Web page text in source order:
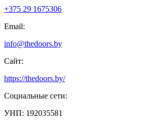
+375 29 1675306
Email:
info@thedoors.by
Сайт:
https://thedoors.by/
Социальные сети:
УНП: 192035581